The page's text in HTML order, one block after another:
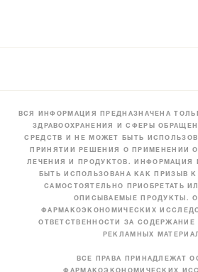
ВСЯ ИНФОРМАЦИЯ ПРЕДНАЗНАЧЕНА
ЗДРАВООХРАНЕНИЯ И СФЕРЫ
СРЕДСТВ И НЕ МОЖЕТ БЫТЬ
ПРИНЯТИИ РЕШЕНИЯ О ПРИМЕНЕНИИ
ЛЕЧЕНИЯ И ПРОДУКТОВ. ИНФОРМАЦИЯ
БЫТЬ ИСПОЛЬЗОВАНА КАК ПРИЗЫВ
САМОСТОЯТЕЛЬНО ПРИОБРЕТАТЬ
ОПИСЫВАЕМЫЕ ПРОДУКТЫ.
ФАРМАКОЭКОНОМИЧЕСКИХ
ОТВЕТСТВЕННОСТИ ЗА СОДЕРЖАНИЕ
РЕКЛАМНЫХ
ВСЕ ПРАВА ПРИНАДЛЕЖАТ